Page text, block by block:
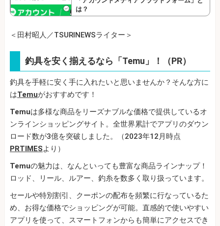
は？
＜田村昭人／TSURINEWSライター＞
釣具を安く揃えるなら「Temu」！（PR）
釣具を手軽に安く手に入れたいと思いませんか？そんな方に
はTemuがおすすめです！
Temuは多様な商品をリーズナブルな価格で提供しているオ
ンラインショッピングサイト。全世界累計でアプリのダウン
ロード数が3億を突破しました。（2023年12月時点
PRTIMESより）
Temuの魅力は、なんといっても豊富な商品ラインナップ！
ロッド、リール、ルアー、釣糸を数多く取り扱っています。
セールや特別割引、クーポンの配布を頻繁に行なっているた
め、お得な価格でショッピングが可能。直感的で使いやすい
アプリを使って、スマートフォンからも簡単にアクセスでき